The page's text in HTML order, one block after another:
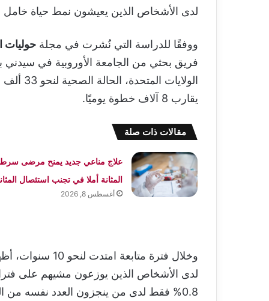
لدى الأشخاص الذين يعيشون نمط حياة
ووفقًا للدراسة التي نُشرت في مجلة حوليات
فريق بحثي من الجامعة الأوروبية في سيدني
يقارب 8 آلاف خطوة يوميًا.
مقالات ذات صلة
علاج مناعي جديد يمنح مرضى
المثانة أملا في تجنب استئصال
أغسطس 8, 2026